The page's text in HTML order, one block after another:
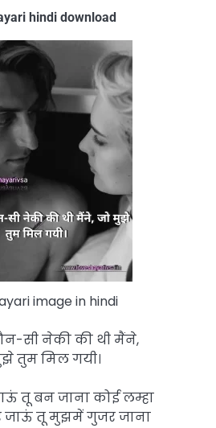
hindi download
image in hindi
सी नेकी की थी मैंने,
तुम मिल गयी।
तू बन जाना कोई लम्हा
तू मुझमें गुजर जाना